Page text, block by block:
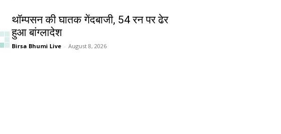
थॉम्पसन की घातक गेंदबाजी, 54 रन पर ढेर
हुआ बांग्लादेश
Birsa Bhumi Live - August 8, 2026